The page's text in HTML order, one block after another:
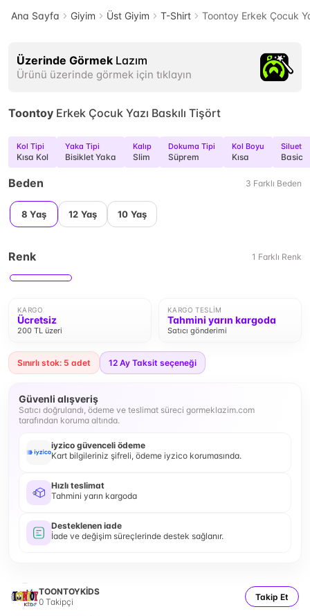
Ana Sayfa Giyim Üst Giyim T-Shirt Toontoy Erkek Çocuk
Üzerinde Görmek Lazım
Ürünü üzerinde görmek için tıklayın
Toontoy Erkek Çocuk Yazı Baskılı Tişört
Kol Tipi
Kısa Kol
Yaka Tipi
Bisiklet Yaka
Kalıp
Slim
Dokuma Tipi
Süprem
Kol Boyu
Kısa
Siluet
Basic
Beden 3 Farklı Beden
8 Yaş 12 Yaş 10 Yaş
Renk 1 Farklı Renk
KARGO
Ücretsiz
200 TL üzeri
KARGO TESLIM
Tahmini yarın kargoda
Satıcı gönderimi
Sınırlı stok: 5 adet 12 Ay Taksit seçeneği
Güvenli alışveriş
Satıcı doğrulandı, ödeme ve teslimat süreci gormeklazim.com
tarafından koruma altında.
iyzico güvenceli ödeme
Kart bilgileriniz şifreli, ödeme iyzico korumasında.
Hızlı teslimat
Tahmini yarın kargoda
Desteklenen iade
İade ve değişim süreçlerinde destek sağlanır.
TOONTOYKİDS
0 Takipçi Takip Et